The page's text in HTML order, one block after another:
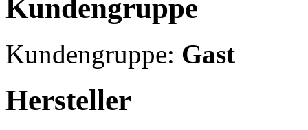
Kundengruppe
Kundengruppe: Gast
Hersteller